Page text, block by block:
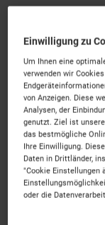
Wachstum
passenden
Unkompliziert,
persönlichem
Einwilligung zu
Um Ihnen eine
verwenden wir
von Anzeigen. Diese
Analysen, der
genutzt. Ziel ist
das bestmögliche
Ihre Einwilligung.
Daten in Drittländer,
"Cookie Einstellungen
oder die